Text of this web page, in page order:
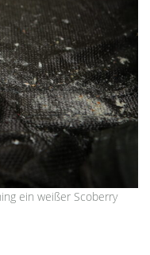
ein weißer Scoberry